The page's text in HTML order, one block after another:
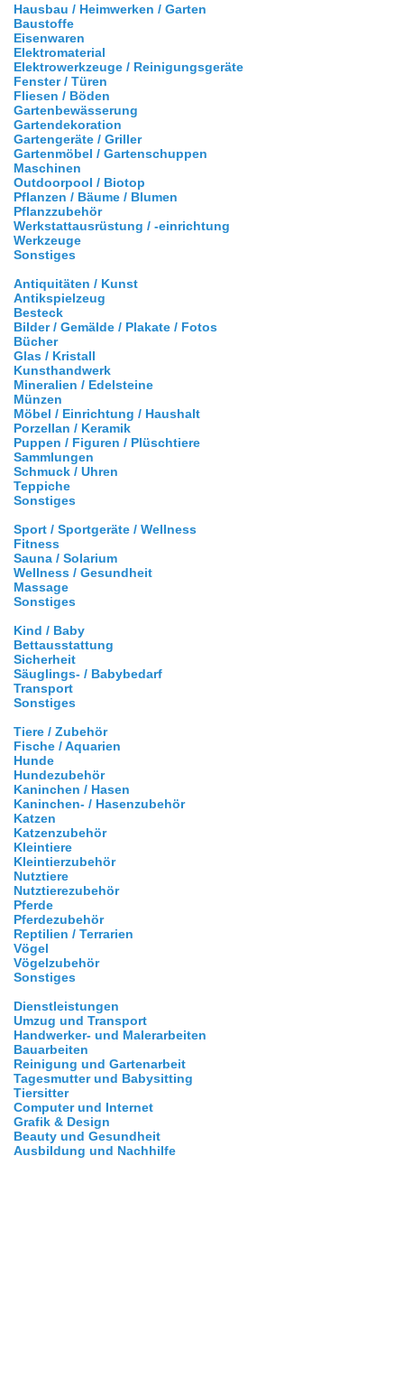
Hausbau / Heimwerken / Garten
Baustoffe
Eisenwaren
Elektromaterial
Elektrowerkzeuge / Reinigungsgeräte
Fenster / Türen
Fliesen / Böden
Gartenbewässerung
Gartendekoration
Gartengeräte / Griller
Gartenmöbel / Gartenschuppen
Maschinen
Outdoorpool / Biotop
Pflanzen / Bäume / Blumen
Pflanzzubehör
Werkstattausrüstung / -einrichtung
Werkzeuge
Sonstiges
Antiquitäten / Kunst
Antikspielzeug
Besteck
Bilder / Gemälde / Plakate / Fotos
Bücher
Glas / Kristall
Kunsthandwerk
Mineralien / Edelsteine
Münzen
Möbel / Einrichtung / Haushalt
Porzellan / Keramik
Puppen / Figuren / Plüschtiere
Sammlungen
Schmuck / Uhren
Teppiche
Sonstiges
Sport / Sportgeräte / Wellness
Fitness
Sauna / Solarium
Wellness / Gesundheit
Massage
Sonstiges
Kind / Baby
Bettausstattung
Sicherheit
Säuglings- / Babybedarf
Transport
Sonstiges
Tiere / Zubehör
Fische / Aquarien
Hunde
Hundezubehör
Kaninchen / Hasen
Kaninchen- / Hasenzubehör
Katzen
Katzenzubehör
Kleintiere
Kleintierzubehör
Nutztiere
Nutztierezubehör
Pferde
Pferdezubehör
Reptilien / Terrarien
Vögel
Vögelzubehör
Sonstiges
Dienstleistungen
Umzug und Transport
Handwerker- und Malerarbeiten
Bauarbeiten
Reinigung und Gartenarbeit
Tagesmutter und Babysitting
Tiersitter
Computer und Internet
Grafik & Design
Beauty und Gesundheit
Ausbildung und Nachhilfe